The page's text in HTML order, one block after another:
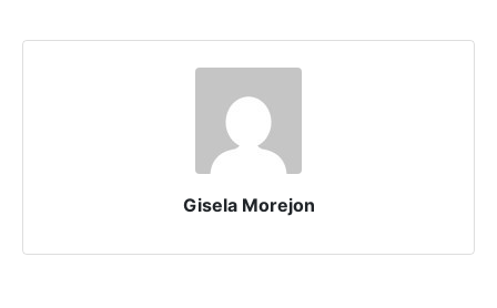
Gisela Morejon